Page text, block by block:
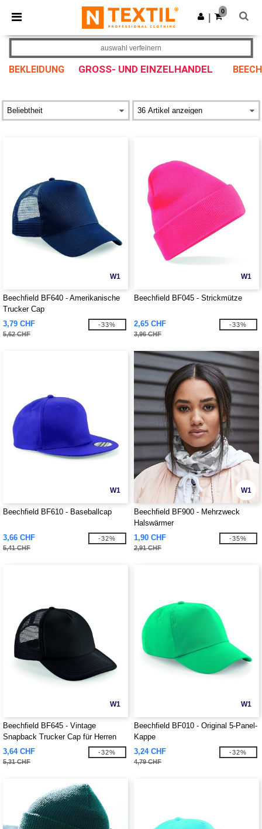
× Ntextil App
Bessere Preise in der App!
App holen
0
BEKLEIDUNG GROSS- UND EINZELHANDEL
auswahl verfeinern
W1
Beechfield BF640 - Amerikanische
Trucker Cap
3,79 CHF
5,62 CHF
-33%
W1
Beechfield BF045 - Strickmütze
2,65 CHF
3,96 CHF
-33%
W1
Beechfield BF610 - Baseballcap
3,66 CHF
5,41 CHF
-32%
W1
Beechfield BF900 - Mehrzweck
Halswärmer
1,90 CHF
2,91 CHF
-35%
W1
Beechfield BF645 - Vintage
Snapback Trucker Cap für Herren
3,64 CHF
5,31 CHF
-32%
W1
Beechfield BF010 - Original 5-Panel-
Kappe
3,24 CHF
4,79 CHF
-32%